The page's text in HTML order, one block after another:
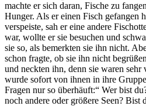
machte er sich daran, Fische zu
Hunger. Als er einen Fisch gefangen
verspeiste, sah er eine andere
war, wollte er sie besuchen und
sie so, als bemerkten sie ihn nicht.
schon fragte, ob sie ihn nicht
und neckten ihn, denn sie waren
wurde sofort von ihnen in ihre
Fragen nur so überhäuft:“ Wer bist
noch andere oder größere Seen? Bist